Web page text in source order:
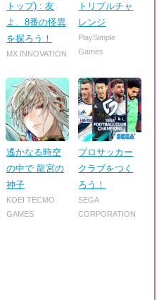
トップ) : 友
よ、8番の怪異
を探ろう！
MX INNOVATION
トリプルチャ
レンジ
PlaySimple
Games
遙かなる時空
の中で 龍宮の
神子
KOEI TECMO
GAMES
プロサッカー
クラブをつく
ろう！
SEGA
CORPORATION